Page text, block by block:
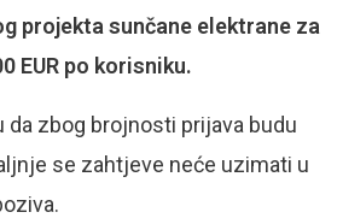
projekta sunčane elektrane za
EUR po korisniku.
zbog brojnosti prijava budu
se zahtjeve neće uzimati u